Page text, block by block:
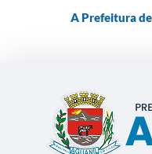
A Prefeitura